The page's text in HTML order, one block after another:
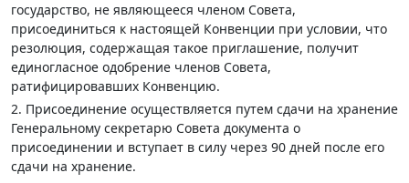
государство, не являющееся членом Совета,
присоединиться к настоящей Конвенции при условии, что
резолюция, содержащая такое приглашение, получит
единогласное одобрение членов Совета,
ратифицировавших Конвенцию.
2. Присоединение осуществляется путем сдачи на хранение
Генеральному секретарю Совета документа о
присоединении и вступает в силу через 90 дней после его
сдачи на хранение.